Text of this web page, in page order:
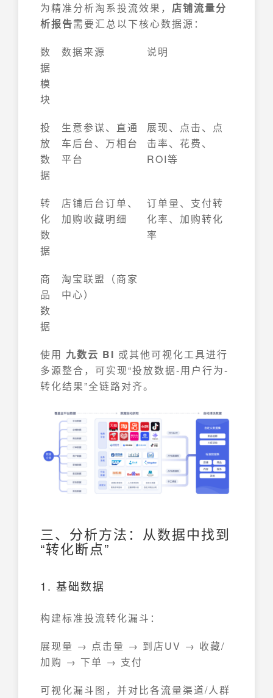
为精准分析淘系投流效果， 店铺流量分
析报告需要汇总以下核心数据源：
数
据
模
块
数据来源 说明
投
放
数
据
生意参谋、直通
车后台、万相台
平台
展现、点击、点
击率、花费、
ROI等
转
化
数
据
店铺后台订单、
加购收藏明细
订单量、支付转
化率、加购转化
率
商
品
数
据
淘宝联盟（商家
中心）
使用 九数云 BI 或其他可视化工具进行
多源整合，可实现“投放数据-用户行为-
转化结果”全链路对齐。
三、分析方法：从数据中找到
“转化断点”
1. 基础数据
构建标准投流转化漏斗：
展现量 → 点击量 → 到店UV → 收藏/
加购 → 下单 → 支付
可视化漏斗图，并对比各流量渠道/人群